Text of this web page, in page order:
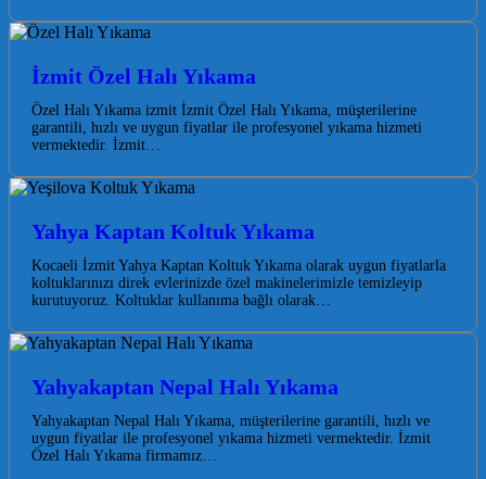
İzmit Özel Halı Yıkama
Özel Halı Yıkama izmit İzmit Özel Halı Yıkama, müşterilerine
garantili, hızlı ve uygun fiyatlar ile profesyonel yıkama hizmeti
vermektedir. İzmit…
Yahya Kaptan Koltuk Yıkama
Kocaeli İzmit Yahya Kaptan Koltuk Yıkama olarak uygun fiyatlarla
koltuklarınızı direk evlerinizde özel makinelerimizle temizleyip
kurutuyoruz. Koltuklar kullanıma bağlı olarak…
Yahyakaptan Nepal Halı Yıkama
Yahyakaptan Nepal Halı Yıkama, müşterilerine garantili, hızlı ve
uygun fiyatlar ile profesyonel yıkama hizmeti vermektedir. İzmit
Özel Halı Yıkama firmamız…